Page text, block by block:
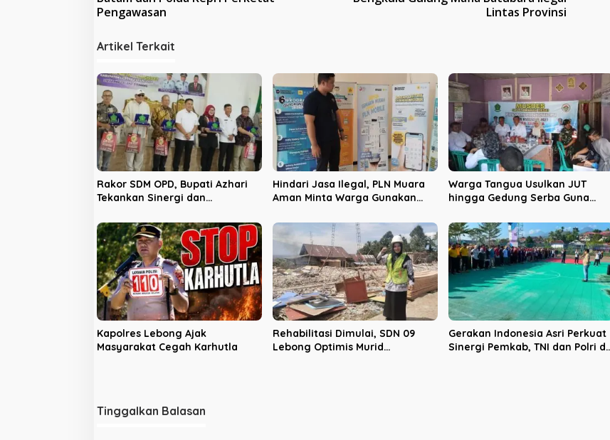
v
g
a
s
i
p
o
s
Pengawasan
Lintas Provinsi
Artikel Terkait
Rakor SDM OPD, Bupati Azhari
Tekankan Sinergi dan
Hindari Jasa Ilegal, PLN Muara
Aman Minta Warga Gunakan
Warga Tangua Usulkan JUT
hingga Gedung Serba Guna
2027
Kapolres Lebong Ajak
Masyarakat Cegah Karhutla
Rehabilitasi Dimulai, SDN 09
Lebong Optimis Murid
Gerakan Indonesia Asri Perkuat
Sinergi Pemkab, TNI dan Polri di
Tinggalkan Balasan